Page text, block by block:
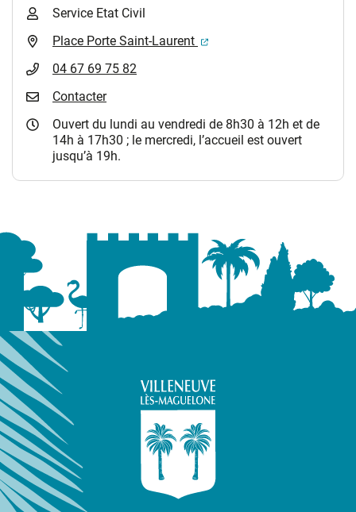
Service Etat Civil
Place Porte Saint-Laurent
(ouverture dans un
04 67 69 75 82
Contacter
Ouvert du lundi au vendredi de 8h30 à 12h et de
14h à 17h30 ; le mercredi, l’accueil est ouvert
jusqu’à 19h.